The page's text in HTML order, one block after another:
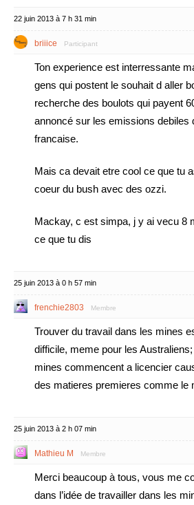
22 juin 2013 à 7 h 31 min
briiice Participant
Ton experience est interressante
gens qui postent le souhait d aller
recherche des boulots qui payent
annoncé sur les emissions debiles
francaise.
Mais ca devait etre cool ce que tu
coeur du bush avec des ozzi.
Mackay, c est simpa, j y ai vecu 8
ce que tu dis
25 juin 2013 à 0 h 57 min
frenchie2803 Membre
Trouver du travail dans les mines
difficile, meme pour les
mines commencent a licencier
des matieres premieres comme le
25 juin 2013 à 2 h 07 min
Mathieu M Membre
Merci beaucoup à tous, vous me
dans l’idée de travailler dans les